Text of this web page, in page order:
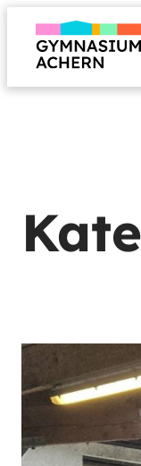
Zum
Inhalt
springen